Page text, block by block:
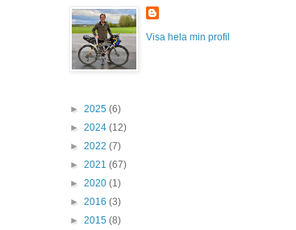
Visa hela min profil
► 2025 (6)
► 2024 (12)
► 2022 (7)
► 2021 (67)
► 2020 (1)
► 2016 (3)
► 2015 (8)